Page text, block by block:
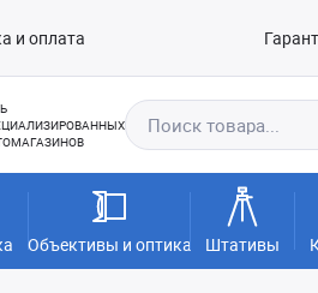
и оплата
Объективы и оптика Штативы